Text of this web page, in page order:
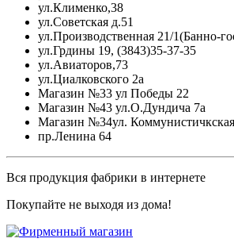
ул.Клименко,38
ул.Советская д.51
ул.Производственная 21/1(Банно-
ул.Грдины 19, (3843)35-37-35
ул.Авиаторов,73
ул.Циалковского 2а
Магазин №33 ул Победы 22
Магазин №43 ул.О.Дундича 7а
Магазин №34ул.
пр.Ленина 64
Вся продукция фабрики в интернете
Покупайте не выходя из дома!